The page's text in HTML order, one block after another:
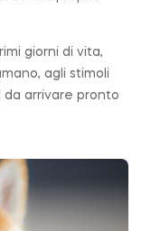
giorni di vita,
agli stimoli
da arrivare pronto